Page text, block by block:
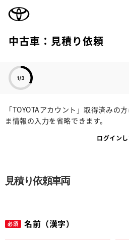
中古車：見積り依頼
「TOYOTAアカウント」取得済みの
ま情報の入力を省略できます。
ログイン
見積り依頼車両
必須 名前（漢字）